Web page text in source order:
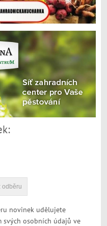
novinek udělujete
svých osobních údajů ve